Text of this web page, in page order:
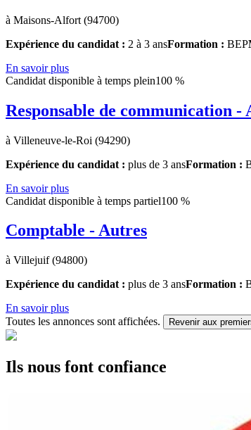
à Maisons-Alfort (94700)
Expérience du candidat : 2 à 3 ansFormation : BEP
En savoir plus
Candidat disponible à temps plein100 %
Responsable de communication -
à Villeneuve-le-Roi (94290)
Expérience du candidat : plus de 3 ansFormation :
En savoir plus
Candidat disponible à temps partiel100 %
Comptable - Autres
à Villejuif (94800)
Expérience du candidat : plus de 3 ansFormation :
En savoir plus
Toutes les annonces sont affichées.
Revenir aux
Ils nous font confiance